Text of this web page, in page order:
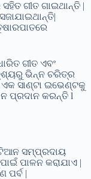
ଗୀତ ଗାଇଥାନ୍ତି |
ଗୀତ ଏବଂ
ଭିନ୍ନ ଚରିତ୍ର
ଏକ ସାଣ୍ଟା ଇଭେଣ୍ଟକୁ
ପ୍ରଦାନ କରନ୍ତି l
ସମ୍ପ୍ରଦାୟ
ପାଳନ କରାଯାଏ |
ପର୍ବ |